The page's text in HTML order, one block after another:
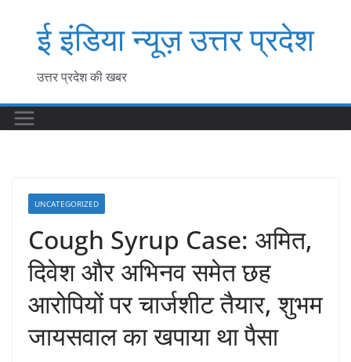
contentई इंडिया न्यूज़ उत्तर प्रदेश
उत्तर प्रदेश की खबर
UNCATEGORIZED
Cough Syrup Case: अमित,
दिवेश और अभिनव समेत छह
आरोपियों पर चार्जशीट तैयार, शुभम
जायसवाल का खपाया था पैसा